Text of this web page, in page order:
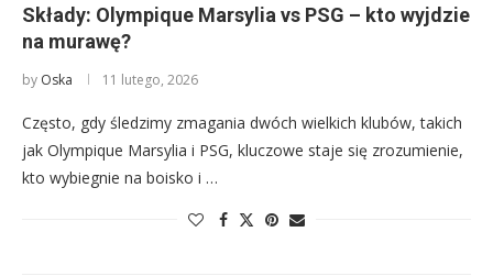
Składy: Olympique Marsylia vs PSG – kto wyjdzie
na murawę?
by Oska 11 lutego, 2026
Często, gdy śledzimy zmagania dwóch wielkich klubów, takich
jak Olympique Marsylia i PSG, kluczowe staje się zrozumienie,
kto wybiegnie na boisko i …